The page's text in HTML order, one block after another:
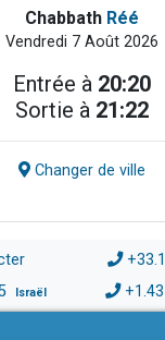
Chabbath Réé
Vendredi 7 Août 2026
Entrée à 20:20
Sortie à 21:22
Changer de ville
Israël